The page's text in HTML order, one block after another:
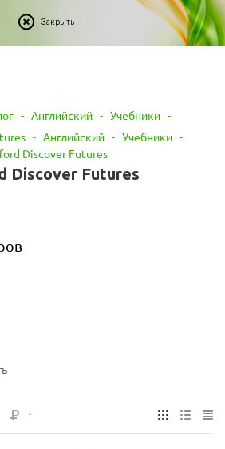
Закрыть
- Английский - Учебники -
- Английский - Учебники -
Discover Futures
Discover Futures